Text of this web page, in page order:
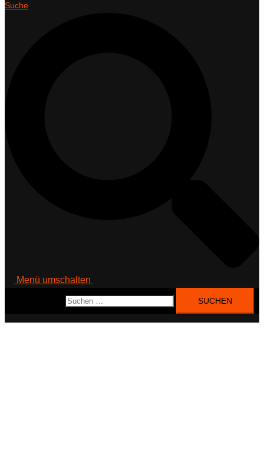
Suche
Menü umschalten